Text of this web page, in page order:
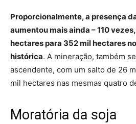
Proporcionalmente, a presença
aumentou mais ainda – 110
hectares para 352 mil hectares
histórica. A mineração, também
ascendente, com um salto de 26
mil hectares nas mesmas quatro
Moratória da soja